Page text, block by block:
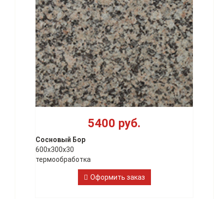
5400 руб.
Сосновый Бор
600х300х30
термообработка
Оформить заказ